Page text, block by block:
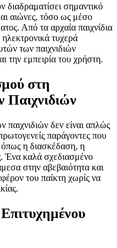
διαδραματίσει σημαντικό
αιώνες, τόσο ως μέσο
Από τα αρχαία παιχνίδια
τυχερά
των παιχνιδιών
την εμπειρία του χρήστη.
στη
Παιχνιδιών
παιχνιδιών δεν είναι απλώς
παράγοντες που
όπως η διασκέδαση, η
Ένα καλά σχεδιασμένο
στην αβεβαιότητα και
του παίκτη χωρίς να